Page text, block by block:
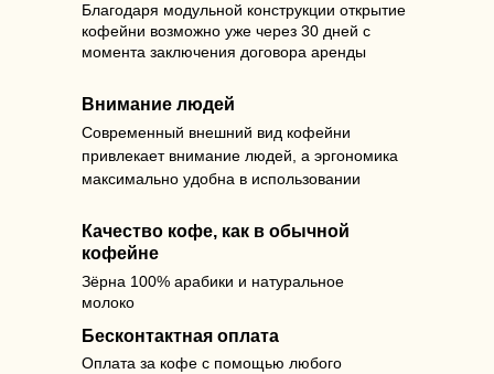
Благодаря модульной конструкции открытие
кофейни возможно уже через 30 дней с
момента заключения договора аренды
Качество кофе, как в обычной
кофейне
Зёрна 100% арабики и натуральное
молоко
Современный внешний вид кофейни
привлекает внимание людей, а эргономика
максимально удобна в использовании
Внимание людей
Бесконтактная оплата
Оплата за кофе с помощью любого